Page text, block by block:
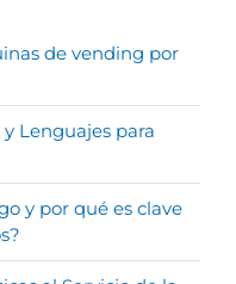
de vending por
Lenguajes para
y por qué es clave